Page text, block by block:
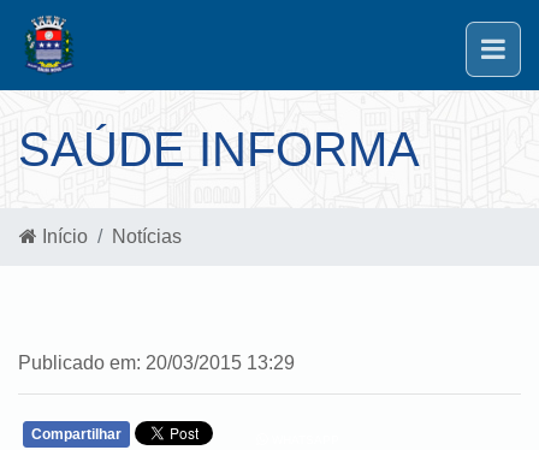
SAÚDE INFORMA
Início Notícias
Publicado em: 20/03/2015 13:29
Compartilhar